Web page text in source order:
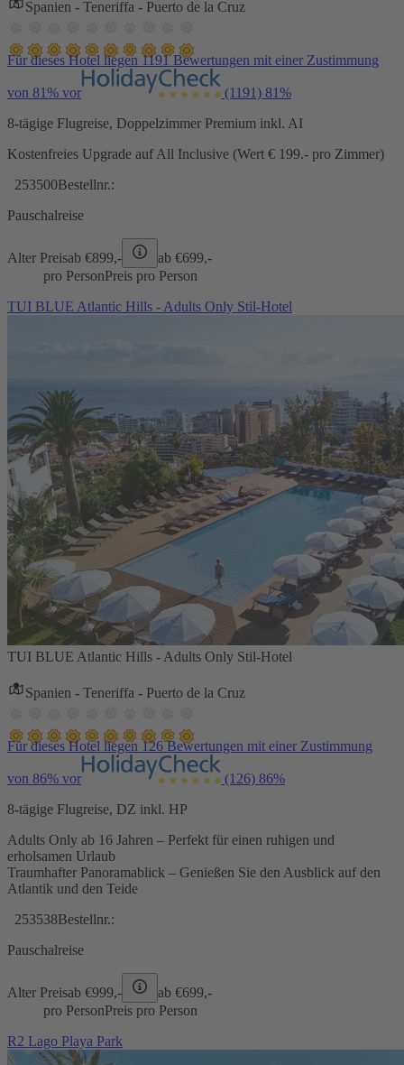
Spanien - Teneriffa - Puerto de la Cruz
Für dieses Hotel liegen 1191 Bewertungen mit einer Zustimmung
von 81% vor (1191) 81%
8-tägige Flugreise, Doppelzimmer Premium inkl. AI
Kostenfreies Upgrade auf All Inclusive (Wert € 199.- pro Zimmer)
253500Bestellnr.:
Pauschalreise
Alter Preisab €899,- ab €699,-
pro PersonPreis pro Person
TUI BLUE Atlantic Hills - Adults Only Stil-Hotel
TUI BLUE Atlantic Hills - Adults Only Stil-Hotel
Spanien - Teneriffa - Puerto de la Cruz
Für dieses Hotel liegen 126 Bewertungen mit einer Zustimmung
von 86% vor (126) 86%
8-tägige Flugreise, DZ inkl. HP
Adults Only ab 16 Jahren – Perfekt für einen ruhigen und
erholsamen Urlaub
Traumhafter Panoramablick – Genießen Sie den Ausblick auf den
Atlantik und den Teide
253538Bestellnr.:
Pauschalreise
Alter Preisab €999,- ab €699,-
pro PersonPreis pro Person
R2 Lago Playa Park